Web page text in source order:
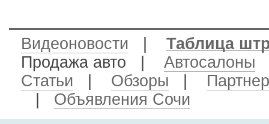
Видеоновости
Таблица
Продажа авто
Автосалоны
Статьи
Обзоры
Объявления Сочи